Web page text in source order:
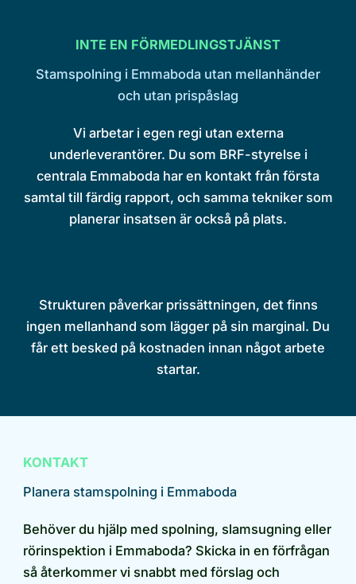
INTE EN FÖRMEDLINGSTJÄNST
Stamspolning i Emmaboda utan mellanhänder
och utan prispåslag
Vi arbetar i egen regi utan externa
underleverantörer. Du som BRF-styrelse i
centrala Emmaboda har en kontakt från första
samtal till färdig rapport, och samma tekniker som
planerar insatsen är också på plats.
Strukturen påverkar prissättningen, det finns
ingen mellanhand som lägger på sin marginal. Du
får ett besked på kostnaden innan något arbete
startar.
KONTAKT
Planera stamspolning i Emmaboda
Behöver du hjälp med spolning, slamsugning eller
rörinspektion i Emmaboda? Skicka in en förfrågan
så återkommer vi snabbt med förslag och